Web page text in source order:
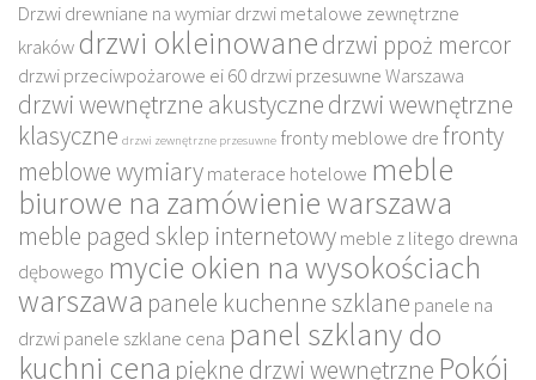
Drzwi drewniane na wymiardrzwi metalowe zewnętrzne
kraków drzwi okleinowanedrzwi ppoż mercor
drzwi przeciwpożarowe ei 60drzwi przesuwne Warszawa
drzwi wewnętrzne akustycznedrzwi wewnętrzne
klasyczne drzwi zewnętrzne przesuwne fronty meblowe drefronty
meblowe wymiarymaterace hotelowe meble
biurowe na zamówienie warszawa
meble paged sklep internetowymeble z litego drewna
dębowego mycie okien na wysokościach
warszawa panele kuchenne szklane panele na
drzwipanele szklane cena panel szklany do
kuchni cena piękne drzwi wewnętrzne Pokój